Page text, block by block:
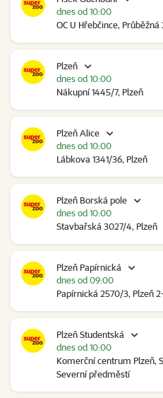
OC U Hřebčince, Průběžná
dnes od 10:00
Plzeň
Nákupní 1445/7, Plzeň
dnes od 10:00
Plzeň Alice
Lábkova 1341/36, Plzeň
dnes od 10:00
Plzeň Borská pole
Stavbařská 3027/4, Plzeň
dnes od 10:00
Plzeň Papírnická
Papírnická 2570/3, Plzeň
dnes od 09:00
Plzeň Studentská
Komerční centrum Plzeň,
Severní předměstí
dnes od 10:00